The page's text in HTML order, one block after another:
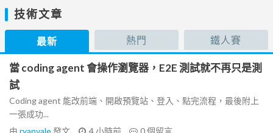
技術文章
最新 熱門 鐵人賽
當 coding agent 會操作瀏覽器，E2E 測試就不再只是測
試
Coding agent 能改前端、開啟預覽站、登入、點完流程，最後附上
一張成功...
由 ryanvale發文 4 小時前 0個留言